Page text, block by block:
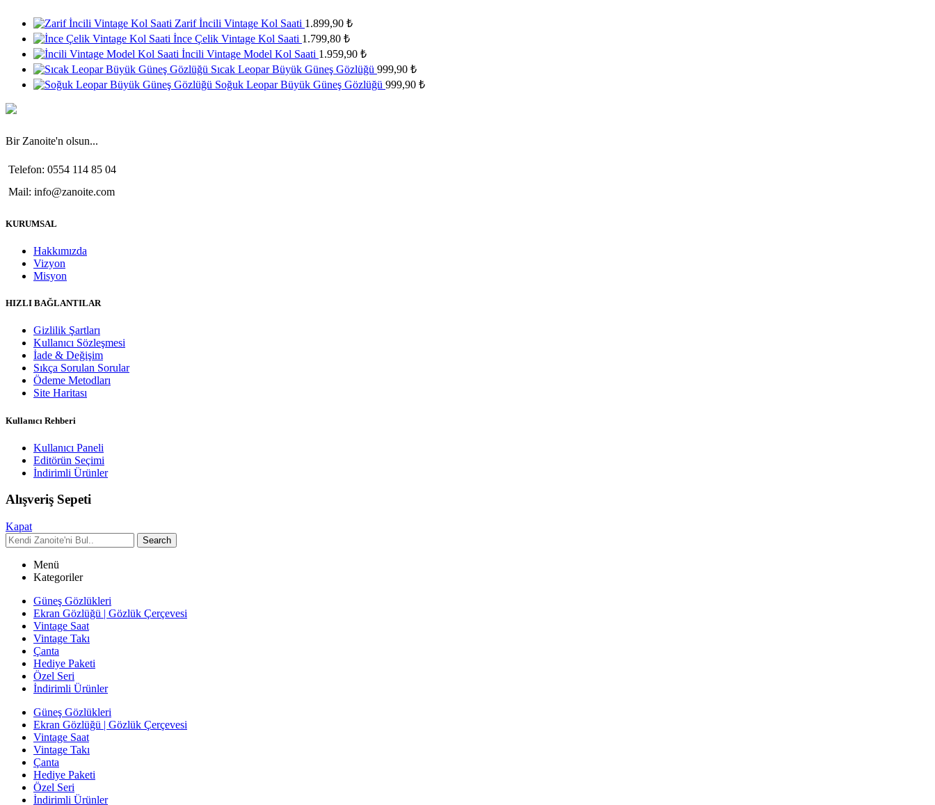
Zarif İncili Vintage Kol Saati 1.899,90 ₺
İnce Çelik Vintage Kol Saati 1.799,80 ₺
İncili Vintage Model Kol Saati 1.959,90 ₺
Sıcak Leopar Büyük Güneş Gözlüğü 999,90 ₺
Soğuk Leopar Büyük Güneş Gözlüğü 999,90 ₺
Bir Zanoite'n olsun...
Telefon: 0554 114 85 04
Mail: info@zanoite.com
KURUMSAL
Hakkımızda
Vizyon
Misyon
HIZLI BAĞLANTILAR
Gizlilik Şartları
Kullanıcı Sözleşmesi
İade & Değişim
Sıkça Sorulan Sorular
Ödeme Metodları
Site Haritası
Kullanıcı Rehberi
Kullanıcı Paneli
Editörün Seçimi
İndirimli Ürünler
Alışveriş Sepeti
Kapat
Search
Menü
Kategoriler
Güneş Gözlükleri
Ekran Gözlüğü | Gözlük Çerçevesi
Vintage Saat
Vintage Takı
Çanta
Hediye Paketi
Özel Seri
İndirimli Ürünler
Güneş Gözlükleri
Ekran Gözlüğü | Gözlük Çerçevesi
Vintage Saat
Vintage Takı
Çanta
Hediye Paketi
Özel Seri
İndirimli Ürünler